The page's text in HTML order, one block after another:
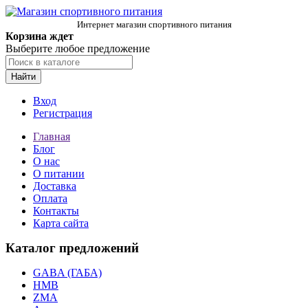
Интернет магазин спортивного питания
Корзина ждет
Выберите любое предложение
Найти
Вход
Регистрация
Главная
Блог
О нас
О питании
Доставка
Оплата
Контакты
Карта сайта
Каталог предложений
GABA (ГАБА)
HMB
ZMA